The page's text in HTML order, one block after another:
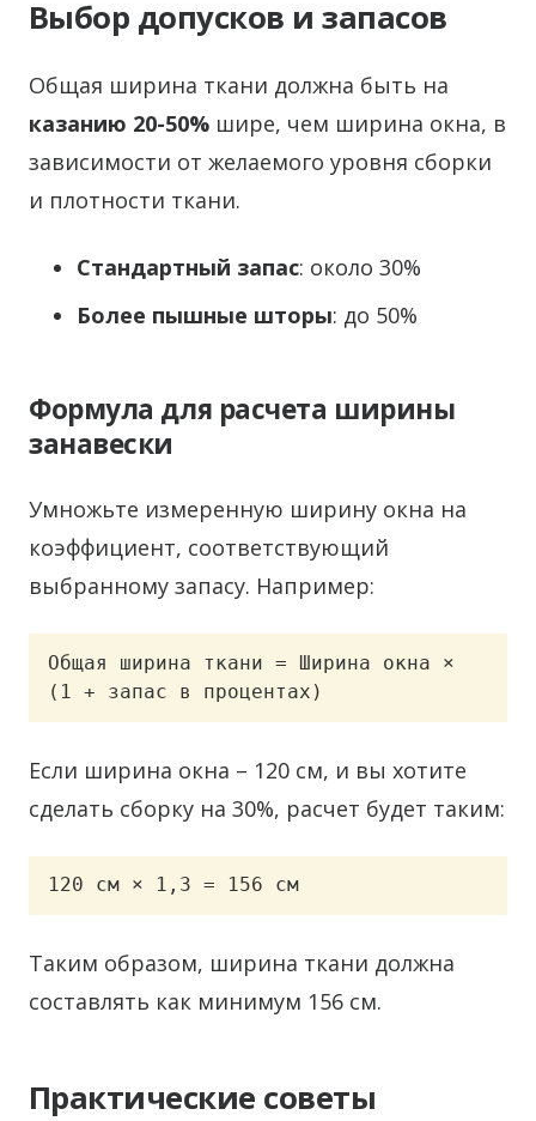
Выбор допусков и запасов
Общая ширина ткани должна быть на
казанию 20-50% шире, чем ширина окна, в
зависимости от желаемого уровня сборки
и плотности ткани.
Стандартный запас: около 30%
Более пышные шторы: до 50%
Формула для расчета ширины
занавески
Умножьте измеренную ширину окна на
коэффициент, соответствующий
выбранному запасу. Например:
Общая ширина ткани = Ширина окна ×
(1 + запас в процентах)
Если ширина окна – 120 см, и вы хотите
сделать сборку на 30%, расчет будет таким:
120 см × 1,3 = 156 см
Таким образом, ширина ткани должна
составлять как минимум 156 см.
Практические советы